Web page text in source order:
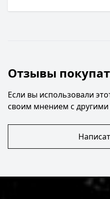
Отзывы
Если вы использовали
своим мнением с другими